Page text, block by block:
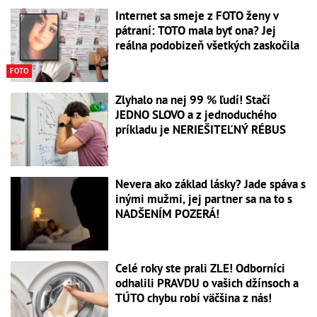
FOTO
Internet sa smeje z FOTO ženy v
pátraní: TOTO mala byť ona? Jej
reálna podobizeň všetkých zaskočila
Zlyhalo na nej 99 % ľudí! Stačí
JEDNO SLOVO a z jednoduchého
príkladu je NERIEŠITEĽNÝ RÉBUS
Nevera ako základ lásky? Jade spáva s
inými mužmi, jej partner sa na to s
NADŠENÍM POZERÁ!
Celé roky ste prali ZLE! Odborníci
odhalili PRAVDU o vašich džínsoch a
TÚTO chybu robí väčšina z nás!